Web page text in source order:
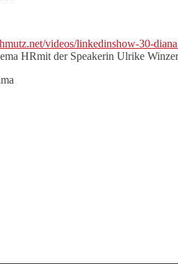
videos/linkedinshow-30-
HRmit der Speakerin Ulrike Winzer